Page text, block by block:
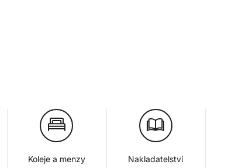
Koleje a menzy Nakladatelství